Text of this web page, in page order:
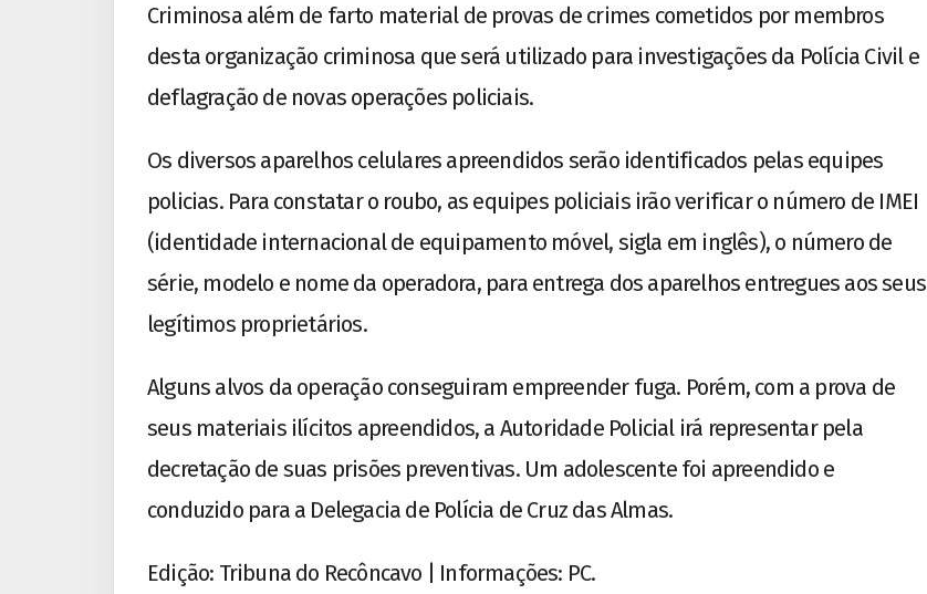
Criminosa além de farto material de provas de crimes cometidos por membros
desta organização criminosa que será utilizado para investigações da Polícia Civil e
deflagração de novas operações policiais.
Os diversos aparelhos celulares apreendidos serão identificados pelas equipes
policias. Para constatar o roubo, as equipes policiais irão verificar o número de IMEI
(identidade internacional de equipamento móvel, sigla em inglês), o número de
série, modelo e nome da operadora, para entrega dos aparelhos entregues aos seus
legítimos proprietários.
Alguns alvos da operação conseguiram empreender fuga. Porém, com a prova de
seus materiais ilícitos apreendidos, a Autoridade Policial irá representar pela
decretação de suas prisões preventivas. Um adolescente foi apreendido e
conduzido para a Delegacia de Polícia de Cruz das Almas.
Edição: Tribuna do Recôncavo | Informações: PC.